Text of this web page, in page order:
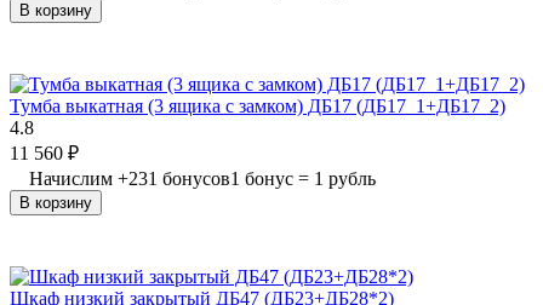
В корзину
Тумба выкатная (3 ящика с замком) ДБ17 (ДБ17_1+ДБ17_2)
4.8
11 560 ₽
Начислим +231 бонусов1 бонус = 1 рубль
В корзину
Шкаф низкий закрытый ДБ47 (ДБ23+ДБ28*2)